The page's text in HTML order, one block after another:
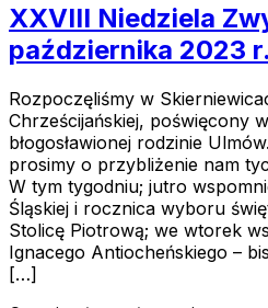
XXVIII Niedziela
października 2023 r.
Rozpoczęliśmy w
Chrześcijańskiej, poświęcony
błogosławionej rodzinie
prosimy o przybliżenie nam
W tym tygodniu; jutro
Śląskiej i rocznica wyboru
Stolicę Piotrową; we wtorek
Ignacego Antiocheńskiego –
[…]